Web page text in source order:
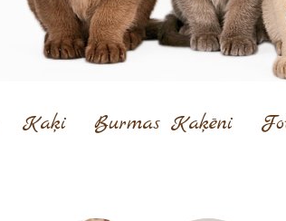
Kaķi Burmas Kaķēni